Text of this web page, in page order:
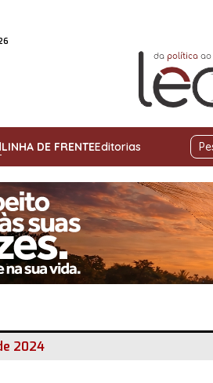
LINHA DE FRENTEEditorias
2024